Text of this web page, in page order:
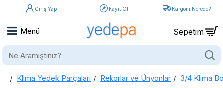
Giriş Yap Kayıt Ol Kargom Nerede?
Ne
home
Klima Yedek Parçaları Rekorlar ve Ünyonlar 3/4 Klima